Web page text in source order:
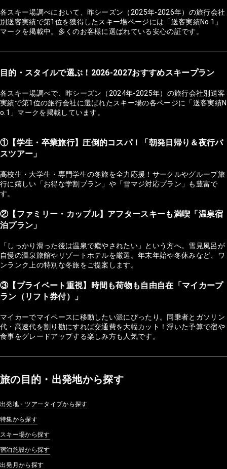
各スキー場調べにおいて、昨シーズン（2025年-2026年）の旅行会社
別送客実績で第1位を獲得したスキー場ページには「送客実績No.1」
マークを掲載中。多くのお客様に選ばれている安心の証です。
目的・スタイルで選ぶ！2026-2027おすすめスキープラン
各スキー場調べで、昨シーズン（2024年-2025年）の旅行会社別送客
実績で第1位の旅行会社に選ばれたスキー場の各ページに「送客実績N
o.1」マークを掲載しています。
①【学生・卒業旅行】圧倒的コスパ！「朝発日帰り＆夜行バ
スツアー」
高校生・大学生・専門学生の冬旅を全力応援！サークルやグループ旅
行に嬉しい「お得な学割プラン」や「雪マジ対応プラン」も豊富で
す。
②【ファミリー・カップル】アフタースキーも満喫「温泉宿
泊プラン」
「しっかり滑った後は温泉で癒やされたい」という方へ。雪見風呂が
自慢の温泉旅館やリゾートホテルを厳選。年末年始や冬休みなど、ワ
ンランク上の特別な冬旅をご提案します。
③【プライベート重視】時間も荷物も自由自在「マイカープ
ラン（リフト券付）」
マイカーでマイペースに移動したい派にぴったり。同乗者とガソリン
代・高速代を割り勘にすれば交通費を大幅カット！浮いた予算で宿や
食事をグレードアップする楽しみ方も人気です。
旅の目的・出発地から探す
出発地・ツアータイプから探す
特集から探す
スキー場から探す
宿泊施設から探す
出発月から探す